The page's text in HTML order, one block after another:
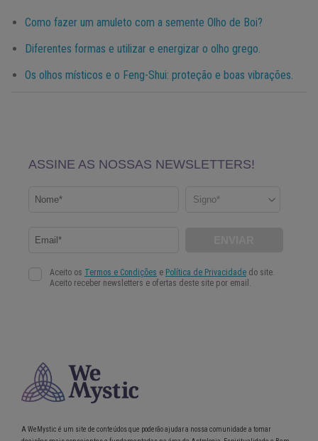
Como fazer um amuleto com a semente Olho de Boi?
Diferentes formas e utilizar e energizar o olho grego.
Os olhos místicos e o Feng-Shui: proteção e boas vibrações.
A WeMystic é um site de conteúdos que poderão ajudar a nossa comunidade a tomar